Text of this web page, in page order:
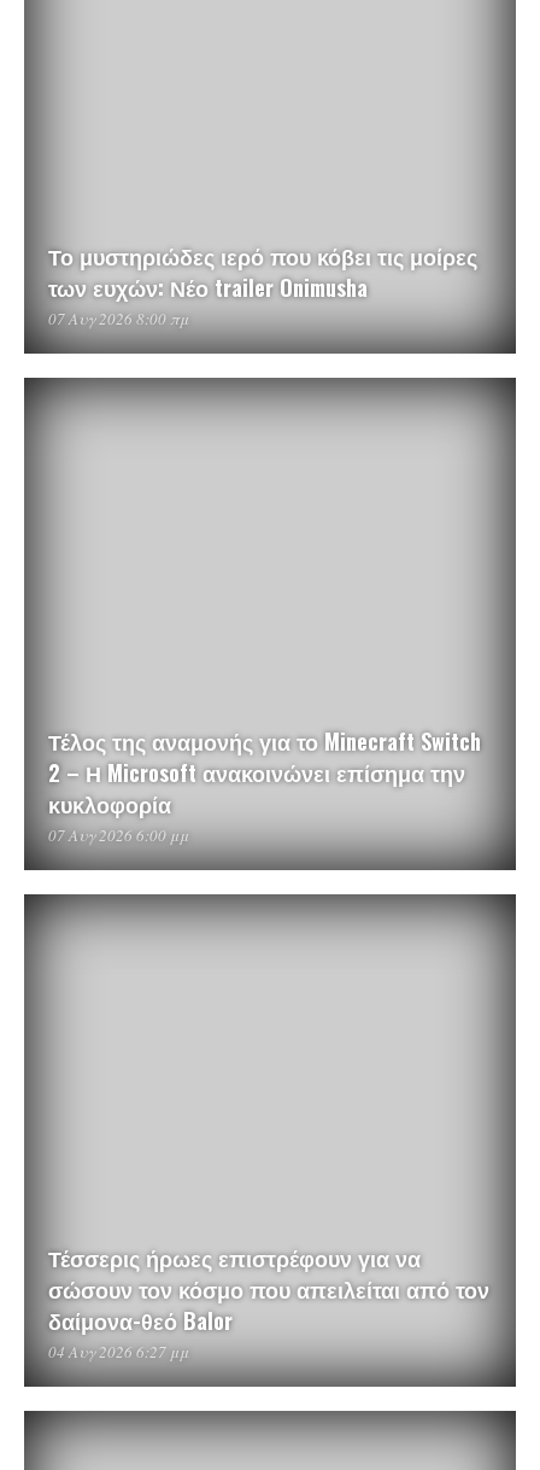
Το μυστηριώδες ιερό που κόβει τις μοίρες
των ευχών: Νέο trailer Onimusha
07 Αυγ 2026 8:00 πμ
Τέλος της αναμονής για το Minecraft Switch
2 – Η Microsoft ανακοινώνει επίσημα την
κυκλοφορία
07 Αυγ 2026 6:00 μμ
Τέσσερις ήρωες επιστρέφουν για να
σώσουν τον κόσμο που απειλείται από τον
δαίμονα-θεό Balor
04 Αυγ 2026 6:27 μμ